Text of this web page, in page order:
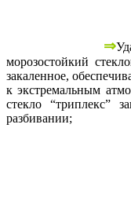
⇒
морозостойкий
закаленное,
к экстремальным
стекло “триплекс”
разбивании;